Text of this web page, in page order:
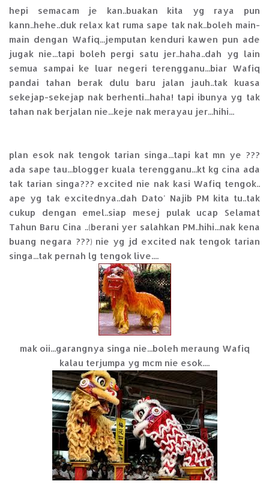
hepi semacam je kan..buakan kita yg raya pun
kann..hehe..duk relax kat ruma sape tak nak..boleh main-
main dengan Wafiq...jemputan kenduri kawen pun ade
jugak nie...tapi boleh pergi satu jer..haha..dah yg lain
semua sampai ke luar negeri terengganu...biar Wafiq
pandai tahan berak dulu baru jalan jauh..tak kuasa
sekejap-sekejap nak berhenti...haha! tapi ibunya yg tak
tahan nak berjalan nie...keje nak merayau jer...hihi...
plan esok nak tengok tarian singa...tapi kat mn ye ???
ada sape tau...blogger kuala terengganu...kt kg cina ada
tak tarian singa??? excited nie nak kasi Wafiq tengok..
ape yg tak excitednya..dah Dato' Najib PM kita tu..tak
cukup dengan emel..siap mesej pulak ucap Selamat
Tahun Baru Cina ..(berani yer salahkan PM..hihi...nak kena
buang negara ???) nie yg jd excited nak tengok tarian
singa...tak pernah lg tengok live....
mak oii...garangnya singa nie...boleh meraung Wafiq
kalau terjumpa yg mcm nie esok....